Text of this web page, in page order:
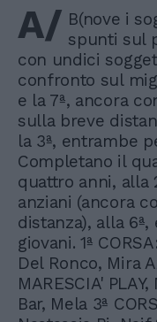
A/ B(nove i
spunti sul
con undici
confronto sul
e la 7ª, ancora
sulla breve
la 3ª, entrambe
Completano il
quattro anni, alla
anziani (ancora
distanza), alla
giovani. 1ª
Del Ronco, Mira
MARESCIA'
Bar, Mela 3ª